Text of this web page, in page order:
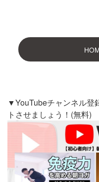
▼YouTubeチャンネル登
トさせましょう！(無料)